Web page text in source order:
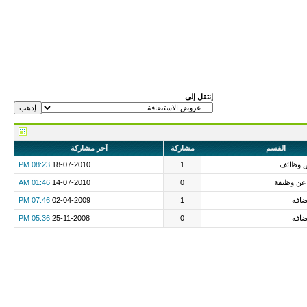
إنتقل إلى
القسم مشاركة
آخر مشاركة
وظائف
1
18-07-2010
08:23 PM
عن وظيفة 0
14-07-2010
01:46 AM
1
02-04-2009
07:46 PM
0
25-11-2008
05:36 PM